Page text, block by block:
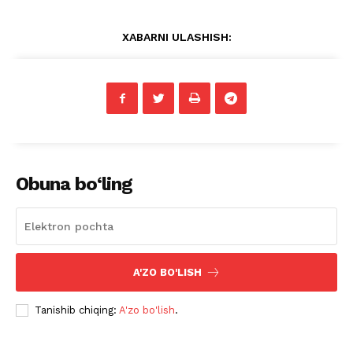
XABARNI ULASHISH:
Obuna bo‘ling
A'ZO BO'LISH
Tanishib chiqing: A'zo bo'lish.